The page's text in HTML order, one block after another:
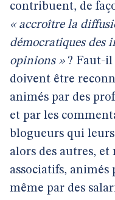
contribuent, de
« accroître la
démocratiques des
opinions »? Faut-il
doivent être
animés par des
et par les
blogueurs qui
alors des autres,
associatifs, animés
même par des